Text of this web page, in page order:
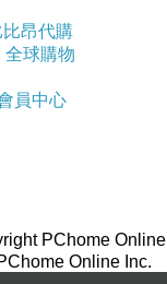
比昂代購
全球購物
員中心
PChome Online
Online Inc.